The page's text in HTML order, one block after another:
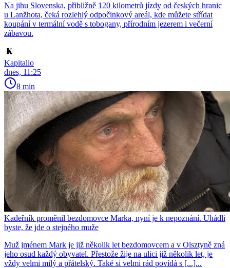
Na jihu Slovenska, přibližně 120 kilometrů jízdy od českých hranic
u Lanžhota, čeká rozlehlý odpočinkový areál, kde můžete střídat
koupání v termální vodě s tobogany, přírodním jezerem i večerní
zábavou.
Kapitalio
dnes, 11:25
8 min
Kadeřník proměnil bezdomovce Marka, nyní je k nepoznání. Uhádli
byste, že jde o stejného muže
Muž jménem Mark je již několik let bezdomovcem a v Olsztyně zná
jeho osud každý obyvatel. Přestože žije na ulici již několik let, je
vždy velmi milý a přátelský. Také si velmi rád povídá s [...]...